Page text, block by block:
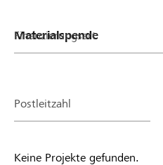
Finanzierungsart
Postleitzahl
Keine Projekte gefunden.